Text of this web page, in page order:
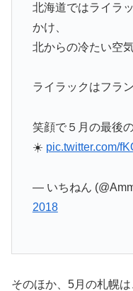
北海道ではライラ
かけ、
北からの冷たい空
ライラックはフラ
笑顔で５月の最後
☀️ pic.twitter.com/
— いちねん
2018
そのほか、5月の札幌